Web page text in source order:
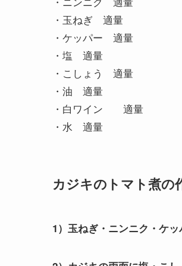
・玉ねぎ 適量
・ケッパー 適量
・塩 適量
・こしょう 適量
・油 適量
・白ワイン 適量
・水 適量
カジキのトマト煮の
1）玉ねぎ・ニンニク・ケッ